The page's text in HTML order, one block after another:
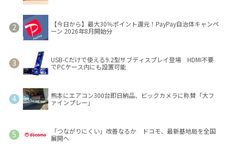
【今日から】最大30％ポイント還元！PayPay自治体キャンペ
ーン 2026年8月開始分
USB-Cだけで使える9.2型サブディスプレイ登場 HDMI不要
でPCケース内にも設置可能
熊本にエアコン300台即日納品、ビックカメラに称賛「大フ
ァインプレー」
「つながりにくい」改善なるか ドコモ、最新基地局を全国
展開へ